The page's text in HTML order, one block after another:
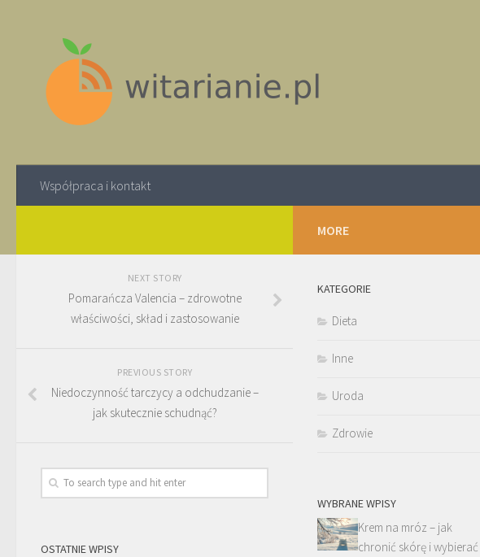
Współpraca i kontakt
NEXT STORY
Pomarańcza Valencia – zdrowotne
właściwości, skład i zastosowanie
PREVIOUS STORY
Niedoczynność tarczycy a odchudzanie –
jak skutecznie schudnąć?
OSTATNIE WPISY
MORE
KATEGORIE
Dieta
Inne
Uroda
Zdrowie
WYBRANE WPISY
Krem na mróz – jak
chronić skórę i wybierać